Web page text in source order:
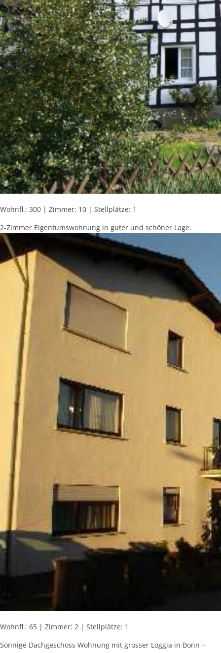
Wohnfl.: 300 | Zimmer: 10 | Stellplätze: 1
2-Zimmer Eigentumswohnung in guter und schöner Lage.
Wohnfl.: 65 | Zimmer: 2 | Stellplätze: 1
Sonnige Dachgeschoss Wohnung mit grosser Loggia in Bonn –